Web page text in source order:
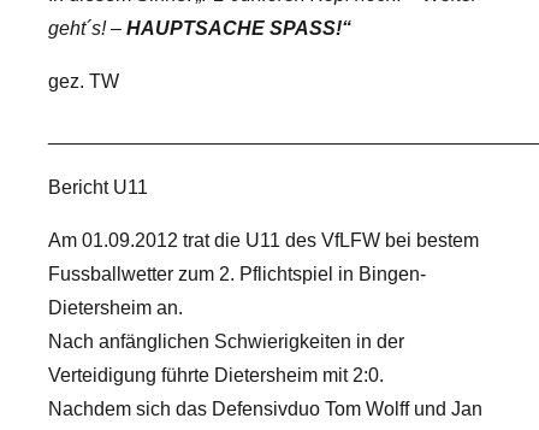
geht´s! – HAUPTSACHE SPASS!“
gez. TW
Bericht U11
Am 01.09.2012 trat die U11 des VfLFW bei bestem
Fussballwetter zum 2. Pflichtspiel in Bingen-
Dietersheim an.
Nach anfänglichen Schwierigkeiten in der
Verteidigung führte Dietersheim mit 2:0.
Nachdem sich das Defensivduo Tom Wolff und Jan